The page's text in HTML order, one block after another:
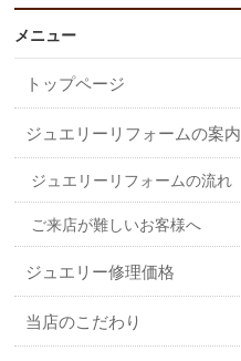
メニュー
トップページ
ジュエリーリフォームの案内
ジュエリーリフォームの流れ
ご来店が難しいお客様へ
ジュエリー修理価格
当店のこだわり